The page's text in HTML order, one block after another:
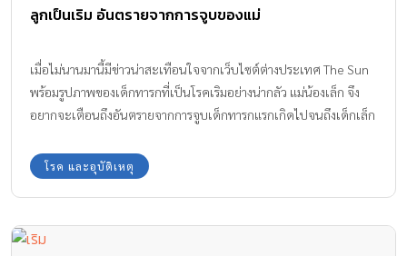
ลูกเป็นเริม อันตรายจากการจูบของแม่
เมื่อไม่นานมานี้มีข่าวน่าสะเทือนใจจากเว็บไซต์ต่างประเทศ The Sun
พร้อมรูปภาพของเด็กทารกที่เป็นโรคเริมอย่างน่ากลัว แม่น้องเล็ก จึง
อยากจะเตือนถึงอันตรายจากการจูบเด็กทารกแรกเกิดไปจนถึงเด็กเล็ก
เดียวโรค และอุบัติเหตุ